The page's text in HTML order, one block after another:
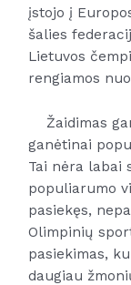
įstojo į
šalies
Lietuvos
rengiamos nuo
Žaidimas
ganėtinai
Tai nėra labai
populiarumo
pasiekęs,
Olimpinių
pasiekimas,
daugiau